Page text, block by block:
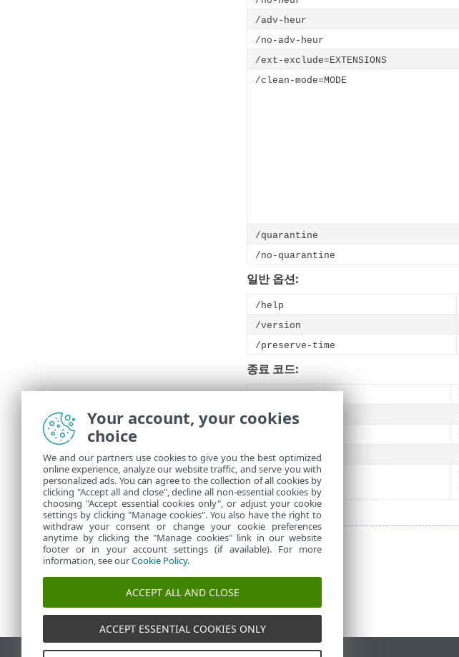
/adv-heur
/no-adv-heur
/ext-exclude=EXTENSIONS
/clean-mode=MODE
/quarantine
/no-quarantine
일반 옵션:
/help
/version
/preserve-time
종료 코드:
1
50
100
Your account, your cookies
choice
We and our partners use cookies to give you the best optimized
online experience, analyze our website traffic, and serve you with
personalized ads. You can agree to the collection of all cookies by
clicking "Accept all and close", decline all non-essential cookies by
choosing "Accept essential cookies only", or adjust your cookie
settings by clicking "Manage cookies". You also have the right to
withdraw your consent or change your cookie preferences
anytime by clicking the "Manage cookies" link in our website
footer or in your account settings (if available). For more
information, see ourCookie Policy.
ACCEPT ALL AND CLOSE
ACCEPT ESSENTIAL COOKIES ONLY